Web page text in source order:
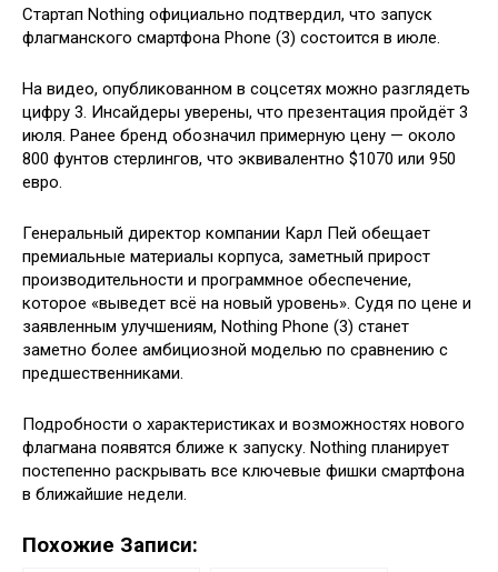
Стартап Nothing официально подтвердил, что запуск
флагманского смартфона Phone (3) состоится в июле.
На видео, опубликованном в соцсетях можно разглядеть
цифру 3. Инсайдеры уверены, что презентация пройдёт 3
июля. Ранее бренд обозначил примерную цену — около
800 фунтов стерлингов, что эквивалентно $1070 или 950
евро.
Генеральный директор компании Карл Пей обещает
премиальные материалы корпуса, заметный прирост
производительности и программное обеспечение,
которое «выведет всё на новый уровень». Судя по цене и
заявленным улучшениям, Nothing Phone (3) станет
заметно более амбициозной моделью по сравнению с
предшественниками.
Подробности о характеристиках и возможностях нового
флагмана появятся ближе к запуску. Nothing планирует
постепенно раскрывать все ключевые фишки смартфона
в ближайшие недели.
Похожие Записи: